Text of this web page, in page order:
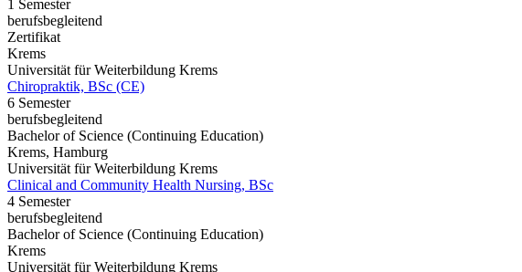
1 Semester
berufsbegleitend
Zertifikat
Krems
Universität für Weiterbildung Krems
Chiropraktik, BSc (CE)
6 Semester
berufsbegleitend
Bachelor of Science (Continuing Education)
Krems, Hamburg
Universität für Weiterbildung Krems
Clinical and Community Health Nursing, BSc
4 Semester
berufsbegleitend
Bachelor of Science (Continuing Education)
Krems
Universität für Weiterbildung Krems